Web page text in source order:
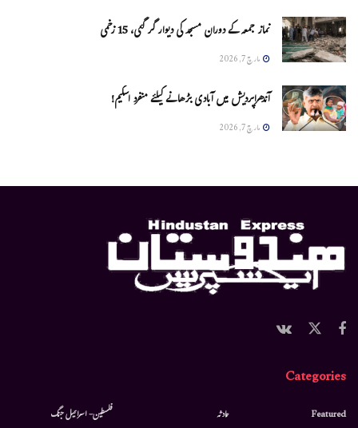
نماز جمعہ کے دوران مسجد کی دیوار گر گئی، 15 زخمی
مارچ 7, 2026
آندھراپردیش میں آبادی بڑھانے کیلئے منفرد اسکیم!
مارچ 7, 2026
Categories
Featured
حادثہ
فلسطین- اسرائیل جنگ